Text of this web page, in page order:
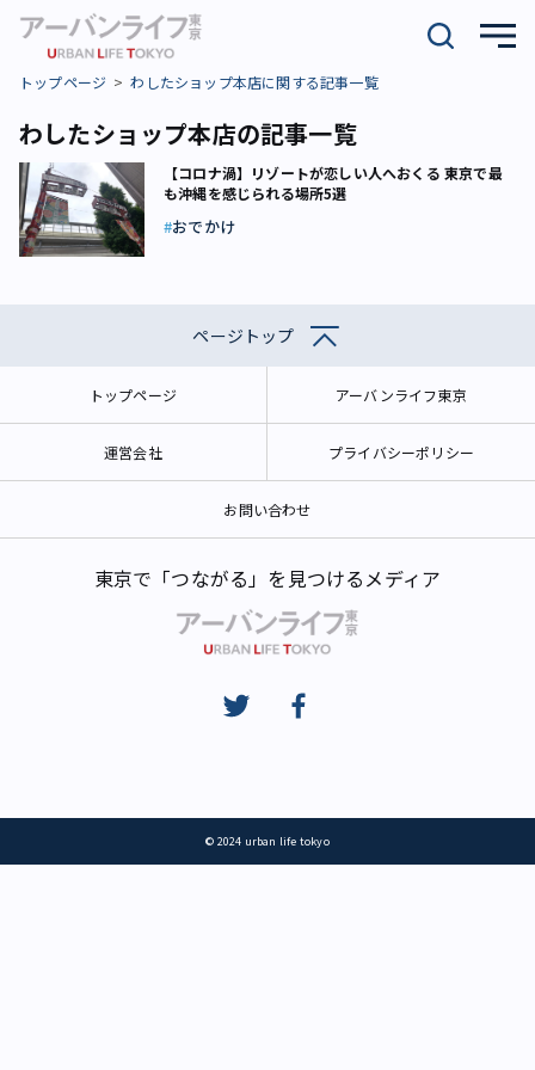
トップページ わしたショップ本店に関する記事一覧
わしたショップ本店の記事一覧
【コロナ渦】リゾートが恋しい人へおくる 東京で最
も沖縄を感じられる場所5選
おでかけ
ページトップ
トップページ アーバンライフ東京
運営会社 プライバシーポリシー
お問い合わせ
東京で「つながる」を見つけるメディア
© 2024 urban life tokyo